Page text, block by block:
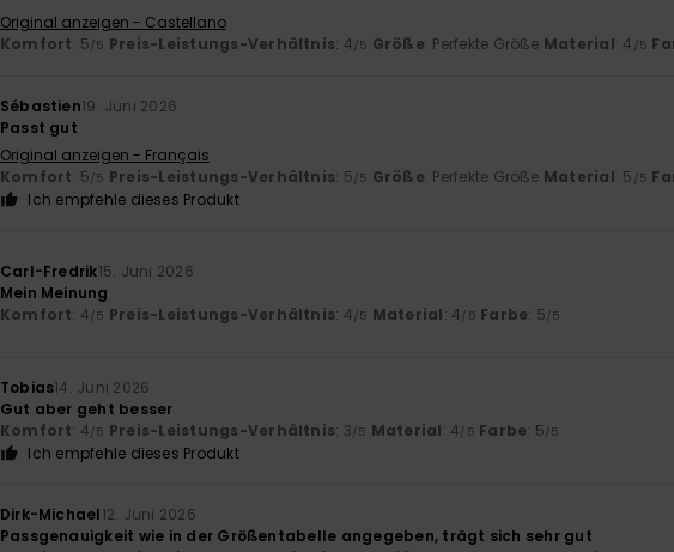
Original anzeigen - Castellano
Komfort: 5/5 Preis-Leistungs-Verhältnis: 4/5 Größe: Perfekte Größe Material: 4 /5
Sébastien19. Juni 2026
Passt gut
Original anzeigen - Français
Komfort: 5/5 Preis-Leistungs-Verhältnis: 5/5 Größe: Perfekte Größe Material: 5 /5
Ich empfehle dieses Produkt
Carl-Fredrik15. Juni 2026
Mein Meinung
Komfort: 4/5 Preis-Leistungs-Verhältnis: 4/5 Material: 4/5 Farbe: 5/5
Tobias14. Juni 2026
Gut aber geht besser
Komfort: 4/5 Preis-Leistungs-Verhältnis: 3/5 Material: 4/5 Farbe: 5/5
Ich empfehle dieses Produkt
Dirk-Michael12. Juni 2026
Passgenauigkeit wie in der Größentabelle angegeben, trägt sich sehr gut